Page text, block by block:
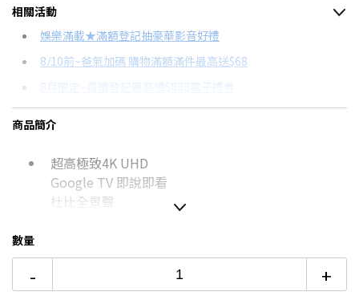
信用卡分期
分期數
12期
24期
每期金額 配合銀行/業者
相關活動
娛樂滿載★滿額登記抽豪華影音好禮
8/10前~爸氣加碼 購物滿額滿件最高送$68
8月限定~首購登記最高領$888電子禮券
台灣大哥大Open Possible聯名卡滿額最高回饋25%
商品簡介
超高極致4K UHD
Google TV 即說即看
杜比全景聲
如無電梯，2樓(含)以上，現場或先匯款收取樓層搬
價格包含【標準安裝】+【舊機回收】
數量
- +